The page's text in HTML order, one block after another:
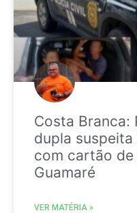
Costa Branca:
dupla
com cartão
Guamaré
VER MATÉRIA »